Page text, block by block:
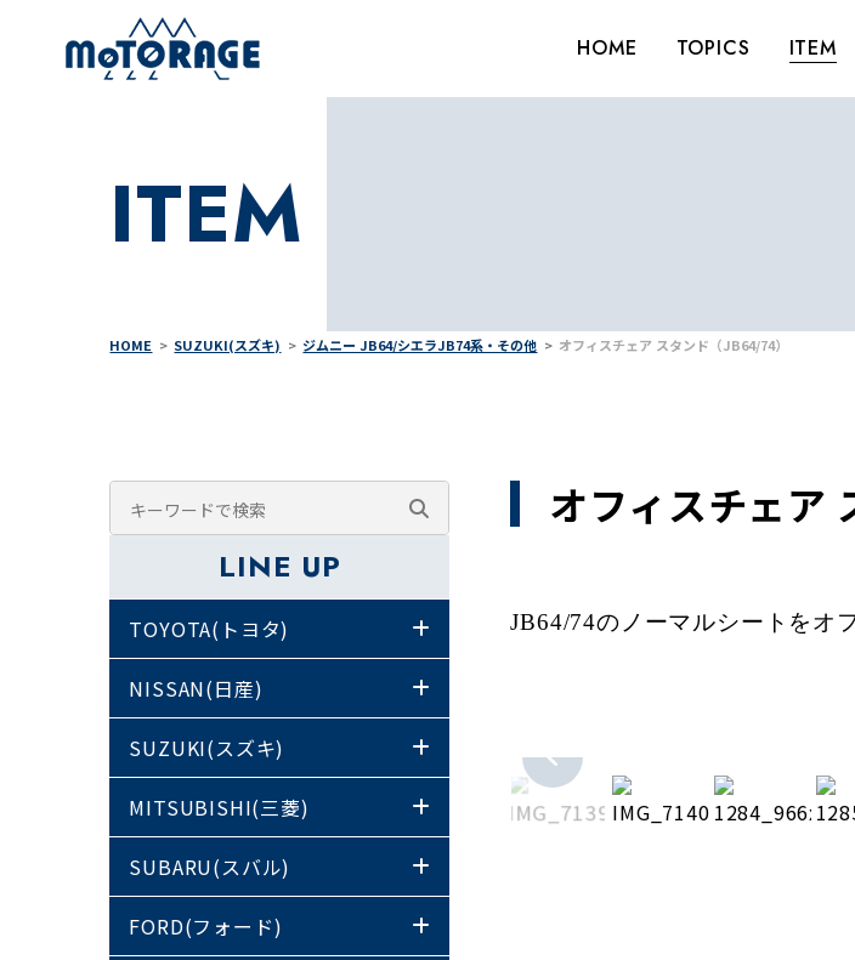
HOME TOPICS ITEM
ITEM
HOME SUZUKI(スズキ) ジムニー JB64/シエラJB74系・その他 オフィスチェア スタンド（JB64/74）
オフィスチェア
JB64/74のノーマルシートをオ
LINE UP
TOYOTA(トヨタ)
NISSAN(日産)
SUZUKI(スズキ)
MITSUBISHI(三菱)
SUBARU(スバル)
FORD(フォード)